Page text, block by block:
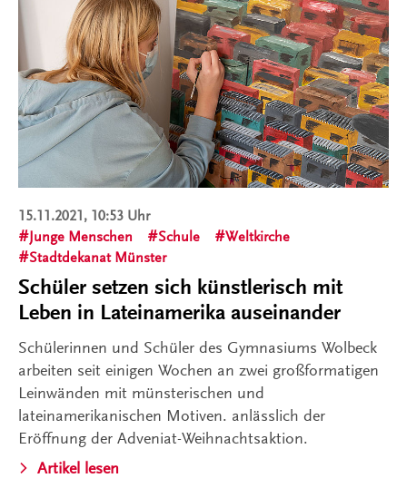
15.11.2021, 10:53 Uhr
Junge Menschen
Schule
Weltkirche
Stadtdekanat Münster
Schüler setzen sich künstlerisch mit
Leben in Lateinamerika auseinander
Schülerinnen und Schüler des Gymnasiums Wolbeck
arbeiten seit einigen Wochen an zwei großformatigen
Leinwänden mit münsterischen und
lateinamerikanischen Motiven. anlässlich der
Eröffnung der Adveniat-Weihnachtsaktion.
Artikel lesen